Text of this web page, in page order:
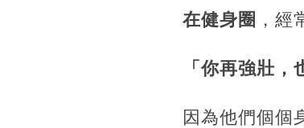
在健身圈 ，經
「你再強壯
因為他們個個